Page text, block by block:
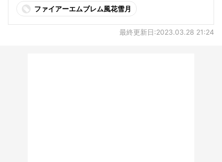
ファイアーエムブレム風花雪月
最終更新日:2023.03.28 21:24